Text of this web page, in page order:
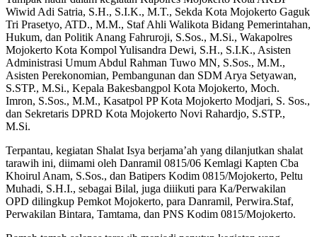
Wiwid Adi Satria, S.H., S.I.K., M.T., Sekda Kota Mojokerto Gaguk
Tri Prasetyo, ATD., M.M., Staf Ahli Walikota Bidang Pemerintahan,
Hukum, dan Politik Anang Fahruroji, S.Sos., M.Si., Wakapolres
Mojokerto Kota Kompol Yulisandra Dewi, S.H., S.I.K., Asisten
Administrasi Umum Abdul Rahman Tuwo MN, S.Sos., M.M.,
Asisten Perekonomian, Pembangunan dan SDM Arya Setyawan,
S.STP., M.Si., Kepala Bakesbangpol Kota Mojokerto, Moch.
Imron, S.Sos., M.M., Kasatpol PP Kota Mojokerto Modjari, S. Sos.,
dan Sekretaris DPRD Kota Mojokerto Novi Rahardjo, S.STP.,
M.Si.
Terpantau, kegiatan Shalat Isya berjama’ah yang dilanjutkan shalat
tarawih ini, diimami oleh Danramil 0815/06 Kemlagi Kapten Cba
Khoirul Anam, S.Sos., dan Batipers Kodim 0815/Mojokerto, Peltu
Muhadi, S.H.I., sebagai Bilal, juga diiikuti para Ka/Perwakilan
OPD dilingkup Pemkot Mojokerto, para Danramil, Perwira.Staf,
Perwakilan Bintara, Tamtama, dan PNS Kodim 0815/Mojokerto.